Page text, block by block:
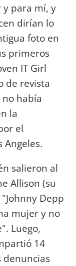
para mí, y
dirían lo
foto en
primeros
IT Girl
de revista
había
la
el
salieron al
Allison (su
Depp
mujer y no
Luego,
14
denuncias